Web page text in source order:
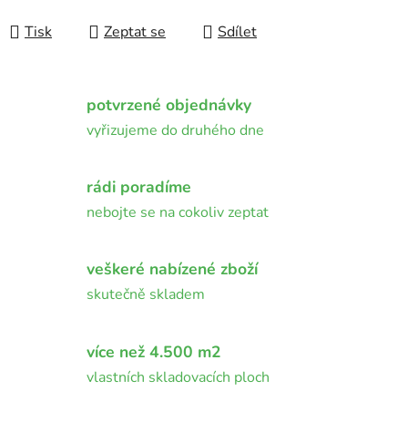
Tisk Zeptat se Sdílet
potvrzené objednávky
vyřizujeme do druhého dne
rádi poradíme
nebojte se na cokoliv zeptat
veškeré nabízené zboží
skutečně skladem
více než 4.500 m2
vlastních skladovacích ploch